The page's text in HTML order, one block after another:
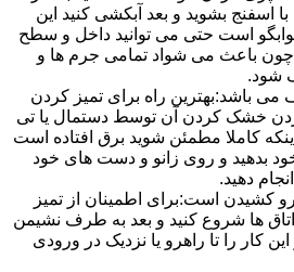
با اسفنج بشوید و بعد آبکشی کنید این
است حتی می توانید داخل و سطح
چون باعث می شواد تمامی جرم ها و
شود.
باشد:بهترین راه برای تمیز کردن
خشک کردن آن توسط دستمال یا تی
کاملا مطمئن شوید برق افتاده است
بدهید و روی زانو و دست های خود
دهید.
کشیدن است:برای اطمینان از تمیز
ها شروع کنید و بعد به طرف نشیمن
کار را تا راهرو یا نزدیک در ورودی